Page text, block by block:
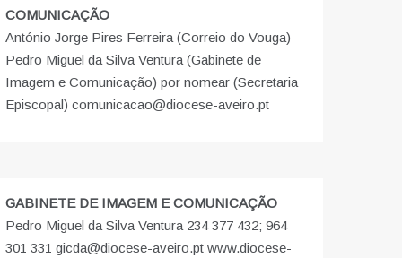
COMUNICAÇÃO
António Jorge Pires Ferreira (Correio do Vouga)
Pedro Miguel da Silva Ventura (Gabinete de
Imagem e Comunicação) por nomear (Secretaria
Episcopal) comunicacao@diocese-aveiro.pt
GABINETE DE IMAGEM E COMUNICAÇÃO
Pedro Miguel da Silva Ventura 234 377 432; 964
301 331 gicda@diocese-aveiro.pt www.diocese-